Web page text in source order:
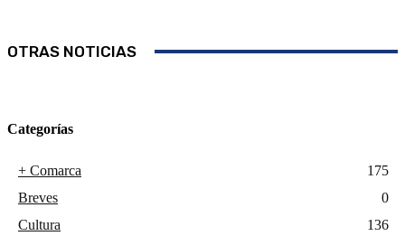
OTRAS NOTICIAS
Categorías
+ Comarca
175
Breves
0
Cultura
136